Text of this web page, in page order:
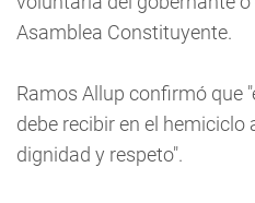
Asamblea Constituyente.
Ramos Allup confirmó que
debe recibir en el hemiciclo
dignidad y respeto".